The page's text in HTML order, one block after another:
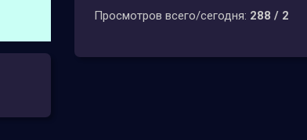
Просмотров всего/сегодня: 288 / 2